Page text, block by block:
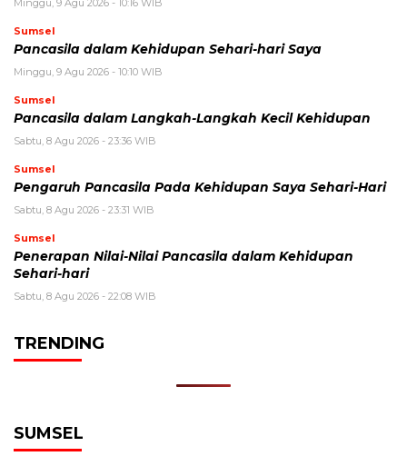
Minggu, 9 Agu 2026 - 10:16 WIB
Sumsel
Pancasila dalam Kehidupan Sehari-hari Saya
Minggu, 9 Agu 2026 - 10:10 WIB
Sumsel
Pancasila dalam Langkah-Langkah Kecil Kehidupan
Sabtu, 8 Agu 2026 - 23:36 WIB
Sumsel
Pengaruh Pancasila Pada Kehidupan Saya Sehari-Hari
Sabtu, 8 Agu 2026 - 23:31 WIB
Sumsel
Penerapan Nilai-Nilai Pancasila dalam Kehidupan
Sehari-hari
Sabtu, 8 Agu 2026 - 22:08 WIB
TRENDING
SUMSEL